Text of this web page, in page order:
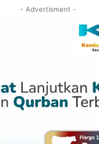
- Advertisment -